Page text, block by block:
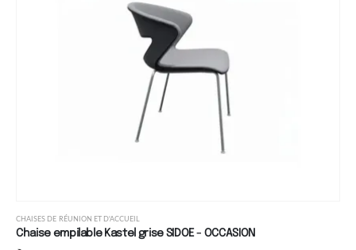
CHAISES DE RÉUNION ET D'ACCUEIL
Chaise empilable Kastel grise SIDOE - OCCASION